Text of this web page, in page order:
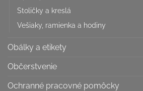
Stoličky a kreslá
Vešiaky, ramienka a hodiny
Obálky a etikety
Občerstvenie
Ochranné pracovné pomôcky